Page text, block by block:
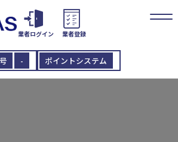
- ポイントシステム
業者ログイン 業者登録